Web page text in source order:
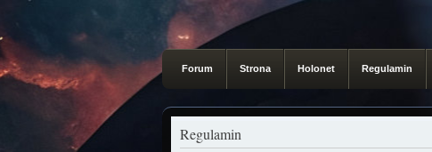
Forum Strona Holonet Regulamin
Regulamin